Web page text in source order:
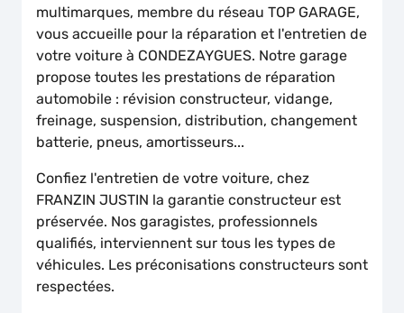
multimarques, membre du réseau TOP GARAGE,
vous accueille pour la réparation et l'entretien de
votre voiture à CONDEZAYGUES. Notre garage
propose toutes les prestations de réparation
automobile : révision constructeur, vidange,
freinage, suspension, distribution, changement
batterie, pneus, amortisseurs...
Confiez l'entretien de votre voiture, chez
FRANZIN JUSTIN la garantie constructeur est
préservée. Nos garagistes, professionnels
qualifiés, interviennent sur tous les types de
véhicules. Les préconisations constructeurs sont
respectées.